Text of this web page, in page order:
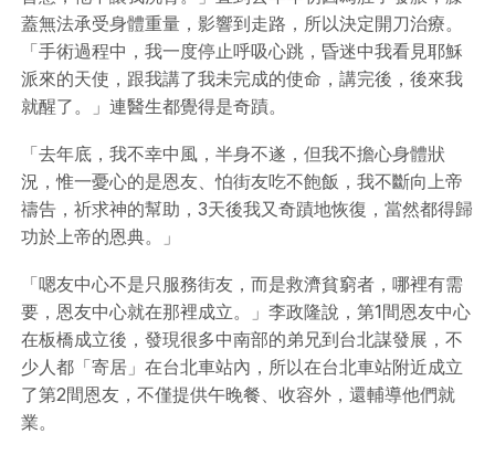
蓋無法承受身體重量，影響到走路，所以決定開刀治療。
「手術過程中，我一度停止呼吸心跳，昏迷中我看見耶穌
派來的天使，跟我講了我未完成的使命，講完後，後來我
就醒了。」連醫生都覺得是奇蹟。
「去年底，我不幸中風，半身不遂，但我不擔心身體狀
況，惟一憂心的是恩友、怕街友吃不飽飯，我不斷向上帝
禱告，祈求神的幫助，3天後我又奇蹟地恢復，當然都得歸
功於上帝的恩典。」
「嗯友中心不是只服務街友，而是救濟貧窮者，哪裡有需
要，恩友中心就在那裡成立。」李政隆說，第1間恩友中心
在板橋成立後，發現很多中南部的弟兄到台北謀發展，不
少人都「寄居」在台北車站內，所以在台北車站附近成立
了第2間恩友，不僅提供午晚餐、收容外，還輔導他們就
業。